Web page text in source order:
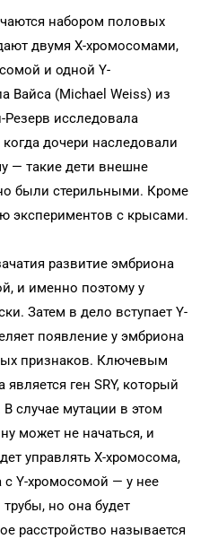
набором половых
двумя X-хромосомами,
и одной Y-
Вайса (Michael Weiss) из
Резерв исследовала
дочери наследовали
— такие дети внешне
были стерильными. Кроме
экспериментов с крысами.
развитие эмбриона
и именно поэтому у
Затем в дело вступает Y-
появление у эмбриона
признаков. Ключевым
является ген SRY, который
случае мутации в этом
может не начаться, и
управлять X-хромосома,
с Y-хромосомой — у нее
но она будет
расстройство называется